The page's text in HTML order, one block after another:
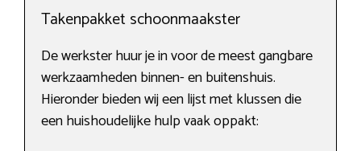
Takenpakket schoonmaakster
De werkster huur je in voor de meest gangbare
werkzaamheden binnen- en buitenshuis.
Hieronder bieden wij een lijst met klussen die
een huishoudelijke hulp vaak oppakt: